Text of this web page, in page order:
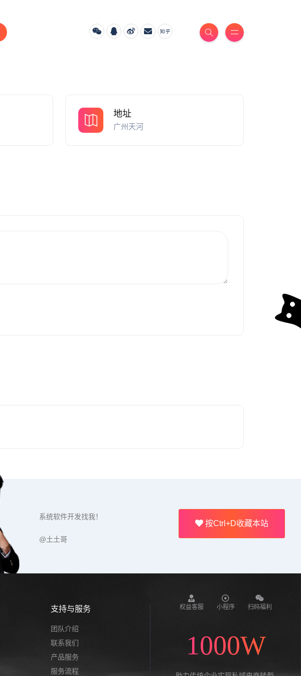
地址
广州天河
按Ctrl+D收藏本站
系统软件开发找我！
@土土哥
支持与服务
团队介绍
联系我们
产品服务
服务流程
权益客服 小程序 扫码福利
1000W